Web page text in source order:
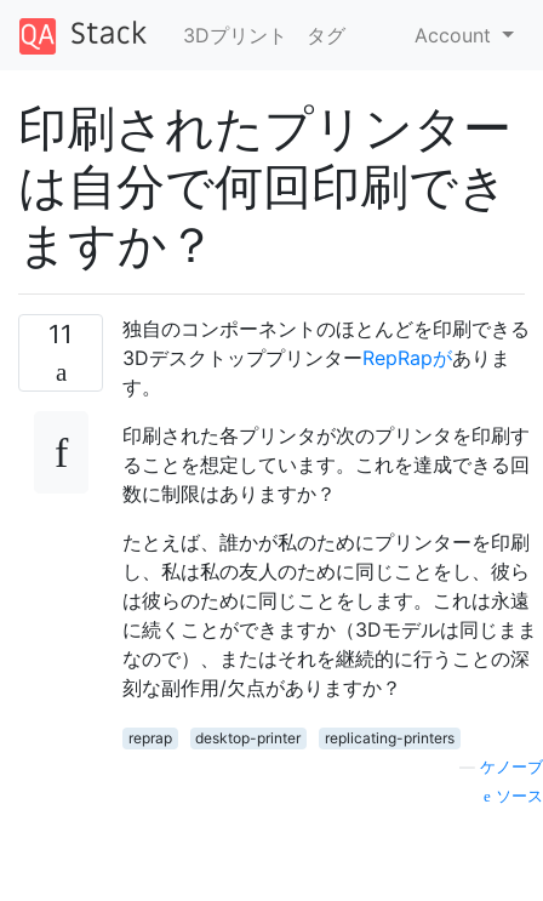
3Dプリント タグ Account
印刷されたプリンター
は自分で何回印刷でき
ますか？
11
独自のコンポーネントのほとんどを印刷できる
3DデスクトッププリンターRepRapがありま
す。
印刷された各プリンタが次のプリンタを印刷す
ることを想定しています。これを達成できる回
数に制限はありますか？
たとえば、誰かが私のためにプリンターを印刷
し、私は私の友人のために同じことをし、彼ら
は彼らのために同じことをします。これは永遠
に続くことができますか（3Dモデルは同じまま
なので）、またはそれを継続的に行うことの深
刻な副作用/欠点がありますか？
reprap desktop-printer
replicating-printers
ケノーブ
ソース